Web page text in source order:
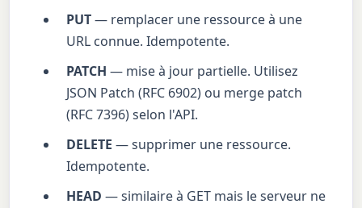
PUT— remplacer une ressource à une
URL connue. Idempotente.
PATCH — mise à jour partielle. Utilisez
JSON Patch (RFC 6902) ou merge patch
(RFC 7396) selon l'API.
DELETE — supprimer une ressource.
Idempotente.
HEAD — similaire à GET mais le serveur ne